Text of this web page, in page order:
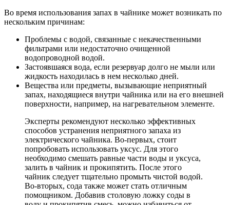
Во время использования запах в чайнике может возникать по
нескольким причинам:
Проблемы с водой, связанные с некачественными
фильтрами или недостаточно очищенной
водопроводной водой.
Застоявшаяся вода, если резервуар долго не мыли или
жидкость находилась в нем несколько дней.
Вещества или предметы, вызывающие неприятный
запах, находящиеся внутри чайника или на его внешней
поверхности, например, на нагревательном элементе.
Эксперты рекомендуют несколько эффективных
способов устранения неприятного запаха из
электрического чайника. Во-первых, стоит
попробовать использовать уксус. Для этого
необходимо смешать равные части воды и уксуса,
залить в чайник и прокипятить. После этого
чайник следует тщательно промыть чистой водой.
Во-вторых, сода также может стать отличным
помощником. Добавив столовую ложку соды в